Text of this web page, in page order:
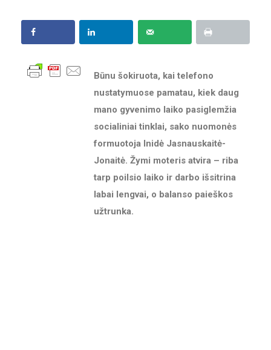
Būnu šokiruota, kai telefono
nustatymuose pamatau, kiek daug
mano gyvenimo laiko pasiglemžia
socialiniai tinklai, sako nuomonės
formuotoja Inidė Jasnauskaitė-
Jonaitė. Žymi moteris atvira – riba
tarp poilsio laiko ir darbo išsitrina
labai lengvai, o balanso paieškos
užtrunka.